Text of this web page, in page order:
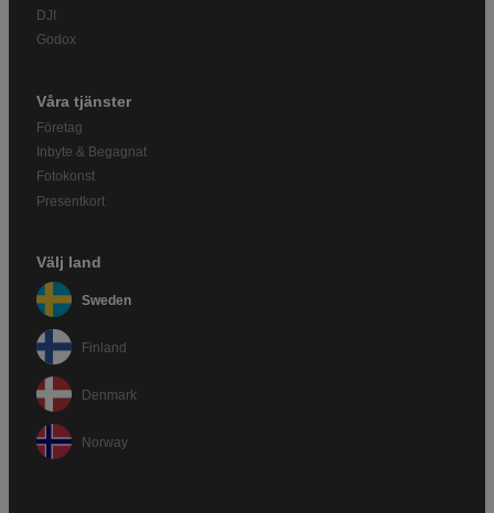
DJI
Godox
Våra tjänster
Företag
Inbyte & Begagnat
Fotokonst
Presentkort
Välj land
Sweden
Finland
Denmark
Norway